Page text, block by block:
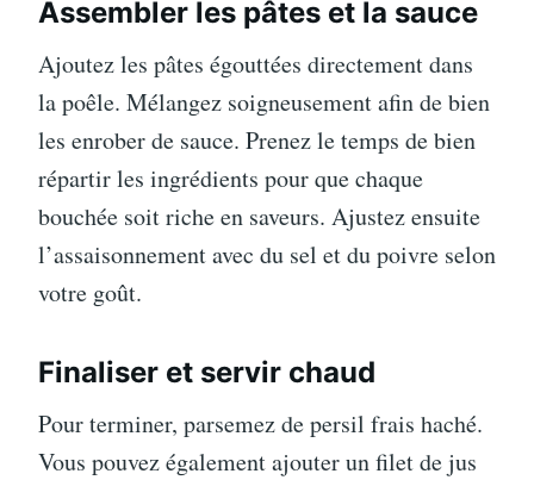
Assembler les pâtes et la sauce
Ajoutez les pâtes égouttées directement dans
la poêle. Mélangez soigneusement afin de bien
les enrober de sauce. Prenez le temps de bien
répartir les ingrédients pour que chaque
bouchée soit riche en saveurs. Ajustez ensuite
l’assaisonnement avec du sel et du poivre selon
votre goût.
Finaliser et servir chaud
Pour terminer, parsemez de persil frais haché.
Vous pouvez également ajouter un filet de jus